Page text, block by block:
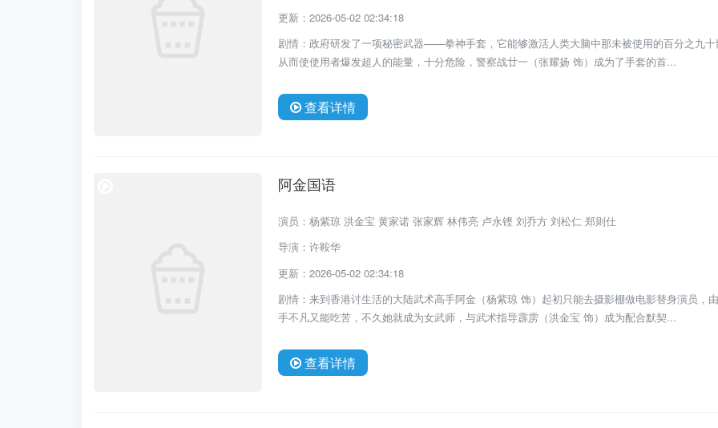
更新：2026-05-02 02:34:18
剧情：政府研发了一项秘密武器——拳神手套，它能够激活人类大脑中那未被使用的百分之九
从而使使用者爆发超人的能量，十分危险，警察战廿一（张耀扬 饰）成为了手套的首...
查看详情
阿金国语
演员：杨紫琼 洪金宝 黄家诺 张家辉 林伟亮 卢永铿 刘乔方 刘松仁 郑则仕
导演：许鞍华
更新：2026-05-02 02:34:18
剧情：来到香港讨生活的大陆武术高手阿金（杨紫琼 饰）起初只能去摄影棚做电影替身演员，
手不凡又能吃苦，不久她就成为女武师，与武术指导霹雳（洪金宝 饰）成为配合默契...
查看详情